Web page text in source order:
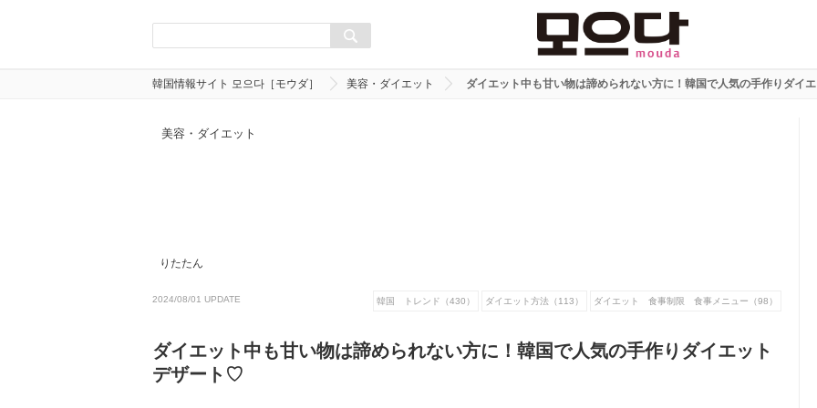
韓国情報サイト 모으다［モウダ］ 美容・ダイエット ダイエット中も甘い物は諦められない方に！韓国で人気の手作りダイ
美容・ダイエット
りたたん
2024/08/01 UPDATE 韓国 トレンド（430） ダイエット方法（113） ダイエット 食事制限 食事メニュー（98）
ダイエット中も甘い物は諦められない方に！韓国で人気の手作りダイエット
デザート♡